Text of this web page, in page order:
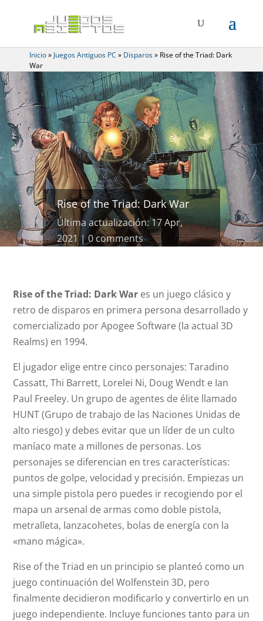
Inicio» Juegos Antiguos PC » Disparos» Rise of the Triad: Dark
War
Rise of the Triad: Dark War
Última actualización: 17 Apr,
2021
0 comments
Rise of the Triad: Dark War es un juego clásico y
retro de disparos en primera persona desarrollado y
comercializado por Apogee Software (la actual 3D
Realms) en 1994.
El jugador elige entre cinco personajes: Taradino
Cassatt, Thi Barrett, Lorelei Ni, Doug Wendt e Ian
Paul Freeley. Un grupo de agentes de élite llamado
HUNT (Grupo de trabajo de las Naciones Unidas de
alto riesgo) y debes evitar que un líder de un culto
maníaco mate a millones de personas. Los
personajes se diferencian en tres características:
puntos de golpe, velocidad y precisión. Empiezas un
una simple pistola pero puedes ir recogiendo por el
mapa un arsenal de armas como doble pistola,
metralleta, lanzacohetes, bolas de energía con la
«mano mágica».
Rise of the Triad en un principio se planteó como un
juego continuación del Wolfenstein 3D, pero
finalmente decidieron modificarlo y convertirlo en un
juego independiente. Incluye funciones tanto para un